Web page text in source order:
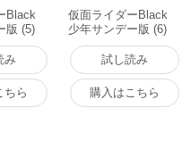
Black
版 (5)
み
ちら
仮面ライダーBlack
少年サンデー版 (6)
電子書籍版
試し読み
購入はこちら